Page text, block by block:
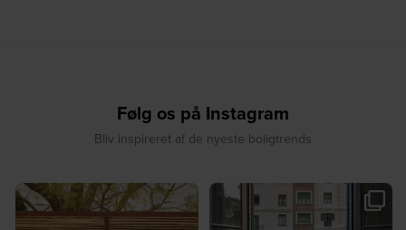
Følg os på Instagram
Bliv inspireret af de nyeste boligtrends
☀️ Find dit yndlingssted denne
sommer⁠
...
🤍 Rå materialer møder tidløst design⁠
...